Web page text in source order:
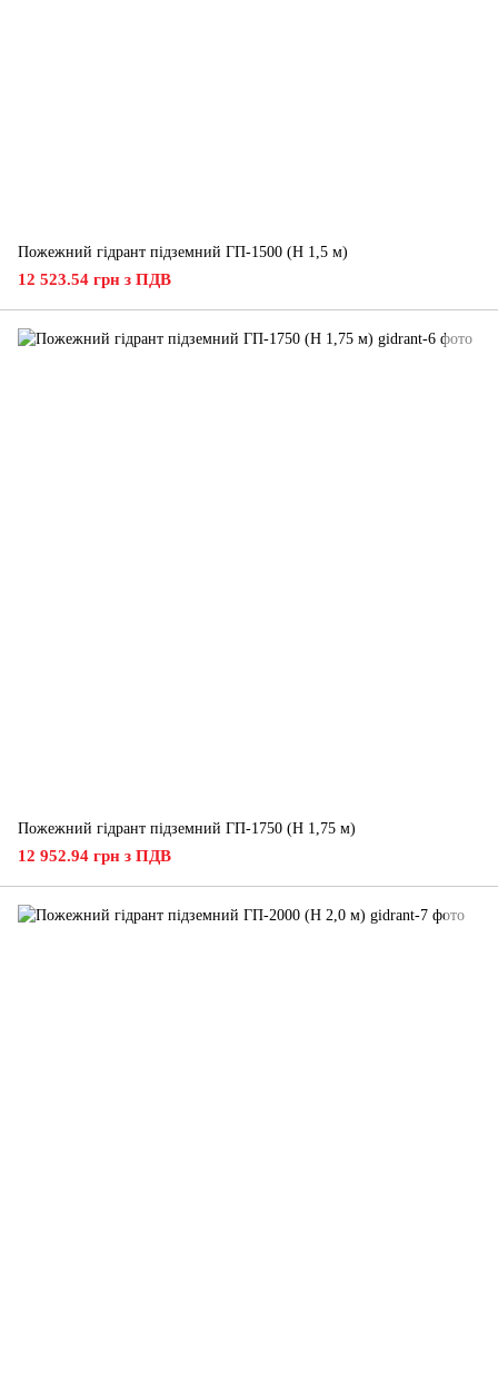
Пожежний гідрант підземний ГП-1500 (H 1,5 м)
12 523.54 грн з ПДВ
Пожежний гідрант підземний ГП-1750 (H 1,75 м)
12 952.94 грн з ПДВ